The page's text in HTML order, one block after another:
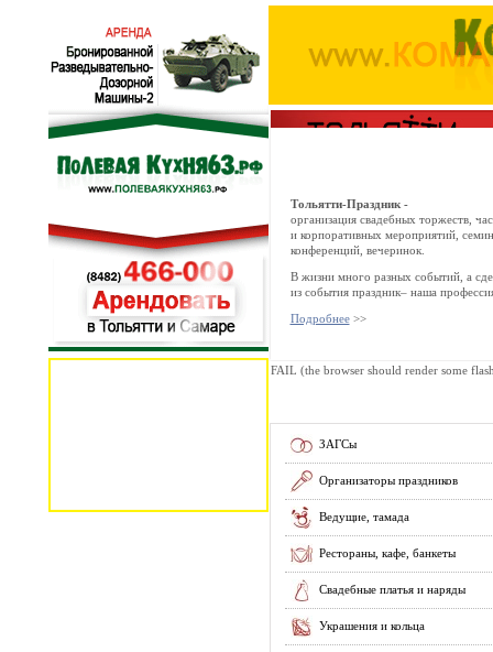
Тольятти-Праздник -
организация свадебных торжеств,
и корпоративных мероприятий,
конференций, вечеринок.
В жизни много разных событий, а
из события праздник– наша
Подробнее>>
FAIL (the browser should render some
ЗАГСы
Организаторы праздников
Ведущие, тамада
Рестораны, кафе, банкеты
Свадебные платья и наряды
Украшения и кольца